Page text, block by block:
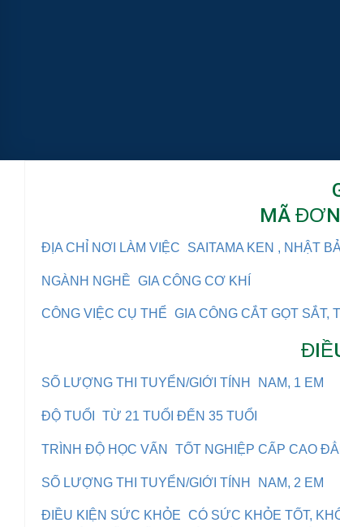
MÃ
ĐỊA CHỈ NƠI LÀM VIỆC SAITAMA KEN , NHẬT
NGÀNH NGHỀ GIA CÔNG CƠ KHÍ
CÔNG VIỆC CỤ THỂ GIA CÔNG CẮT GỌT SẮT,
SỐ LƯỢNG THI TUYỂN/GIỚI TÍNH NAM, 1 EM
ĐỘ TUỔI TỪ 21 TUỔI ĐẾN 35 TUỔI
TRÌNH ĐỘ HỌC VẤN TỐT NGHIỆP CẤP CAO
SỐ LƯỢNG THI TUYỂN/GIỚI TÍNH NAM, 2 EM
ĐIỀU KIỆN SỨC KHỎE CÓ SỨC KHỎE TỐT,